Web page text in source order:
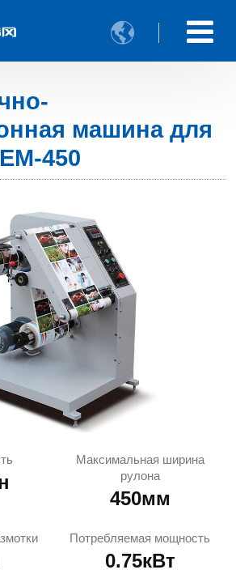

машина для
450
Максимальная ширина
рулона
450мм
Потребляемая мощность
0.75кВт